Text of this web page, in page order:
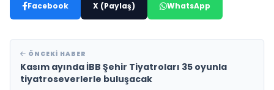
Facebook X (Paylaş) WhatsApp
ÖNCEKI HABER
Kasım ayında İBB Şehir Tiyatroları 35 oyunla
tiyatroseverlerle buluşacak